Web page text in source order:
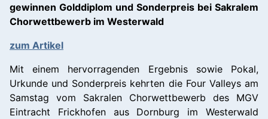
gewinnen Golddiplom und Sonderpreis bei Sakralem
Chorwettbewerb im Westerwald
zum Artikel
Mit einem hervorragenden Ergebnis sowie Pokal,
Urkunde und Sonderpreis kehrten die Four Valleys am
Samstag vom Sakralen Chorwettbewerb des MGV
Eintracht Frickhofen aus Dornburg im Westerwald